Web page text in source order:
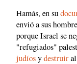
Hamás, en su
envió a sus
porque Israel se
"refugiados"
judíosydestruir